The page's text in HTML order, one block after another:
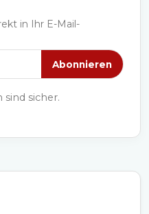
in Ihr E-Mail-
Abonnieren
sind sicher.